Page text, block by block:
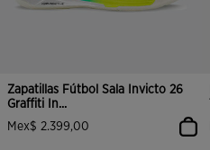
Zapatillas Fútbol Sala Invicto 26
Graffiti In...
Mex$ 2.399,00